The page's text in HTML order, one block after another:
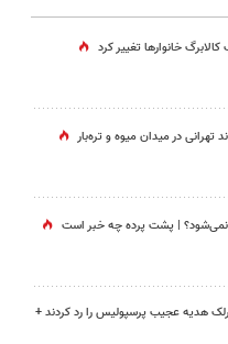
خانوارها تغییر کرد
| پشت پرده چه خبر است
هدیه عجیب پرسپولیس را رد کردند +